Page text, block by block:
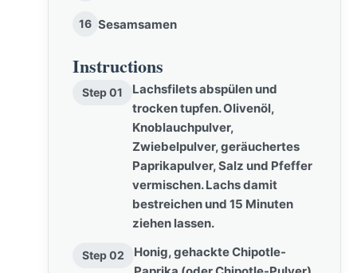
16 Sesamsamen
Instructions
Step 01
Lachsfilets abspülen und
trocken tupfen. Olivenöl,
Knoblauchpulver,
Zwiebelpulver, geräuchertes
Paprikapulver, Salz und Pfeffer
vermischen. Lachs damit
bestreichen und 15 Minuten
ziehen lassen.
Step 02
Honig, gehackte Chipotle-